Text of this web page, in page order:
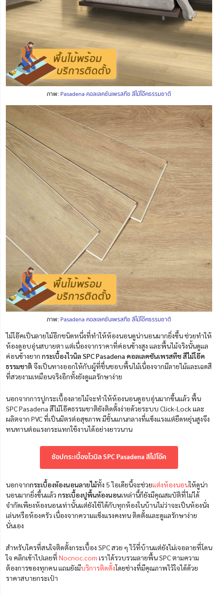
ภาพ: Pasadena คอลเลคชันเพรสทีช สีไม้โอ๊คธรรมชาติ
ภาพ: Pasadena คอลเลคชันเพรสทีช สีไม้โอ๊คธรรมชาติ
ไม้โอ๊คเป็นลายไม้อีกชนิดหนึ่งที่ทำให้ห้องนอนดูน่านอนมากยิ่งขึ้น ช่วยทำให้
ห้องดูอบอุ่นสบายตา แต่เนื่องจากราคาที่ค่อนข้างสูง และพื้นไม้จริงนั้นดูแล
ค่อนข้างยาก กระเบื้องไวนิล SPC Pasadena คอลเลคชันเพรสทีช สีไม้โอ๊ค
ธรรมชาติ จึงเป็นทางออกให้กับผู้ที่ชื่นชอบพื้นไม้เนื่องจากมีลายไม้และเฉดสี
ที่สวยงามเหมือนจริงอีกทั้งยังดูแลรักษาง่าย
นอกจากการปูกระเบื้องลายไม้จะทำให้ห้องนอนดูอบอุ่นมากขึ้นแล้ว พื้น
SPC Pasadena สีไม้โอ๊คธรรมชาติยังติดตั้งง่ายด้วยระบบ Click-Lock และ
ผลิตจาก PVC ที่เป็นมิตรต่อสุขภาพ มีชั้นแกนกลางที่แข็งแรงแต่ยืดหยุ่นสูงจึง
ทนทานต่อแรงกระแทกใช้งานได้อย่างยาวนาน
ช้อปกระเบื้องไวนิล SPC Pasadena สีไม้โอ๊ค
นอกจากกระเบื้องห้องนอนลายไม้ทั้ง 5 ไอเดียนี้จะช่วยแต่งห้องนอนให้ดูน่า
นอนมากยิ่งขึ้นแล้ว กระเบื้องปูพื้นห้องนอนเหล่านี้ก็ยังมีคุณสมบัติที่ไม่ได้
จำกัดเพียงห้องนอนเท่านั้นแต่ยังใช้ได้กับทุกห้องในบ้านไม่ว่าจะเป็นห้องนั่ง
เล่นหรือห้องครัว เนื่องจากความแข็งแรงคงทน ติดตั้งและดูแลรักษาง่าย
นั่นเอง
สำหรับใครที่สนใจติดตั้งกระเบื้อง SPC สวย ๆ ไว้ที่บ้านแต่ยังไม่เจอลายที่โดน
ใจ คลิกเข้าไปเลยที่ Nocnoc.com เราได้รวบรวมลายพื้น SPC ตามความ
ต้องการของทุกคน แถมยังมีบริการติดตั้งโดยช่างที่มีคุณภาพไว้ใจได้ด้วย
ราคาสบายกระเป๋า